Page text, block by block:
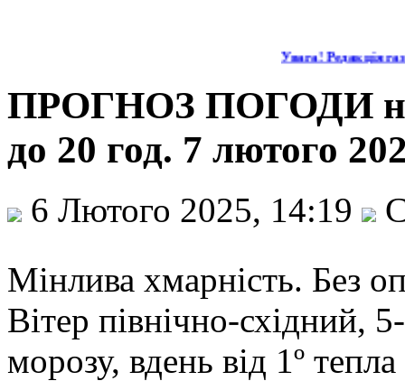
Увага! Редакція
ПРОГНОЗ ПОГОДИ на
до 20 год. 7 лютого
6 Лютого 2025, 14:19
Мінлива хмарність. Без
Вітер північно-східний,
морозу, вдень від 1º